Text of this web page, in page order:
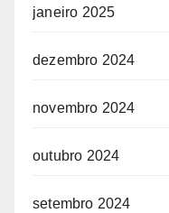
janeiro 2025
dezembro 2024
novembro 2024
outubro 2024
setembro 2024